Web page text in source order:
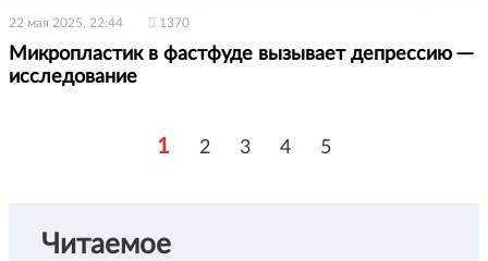
22 мая 2025, 22:44 1370
Микропластик в фастфуде вызывает депрессию ─
исследование
1 2 3 4 5
Читаемое